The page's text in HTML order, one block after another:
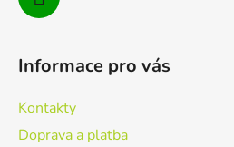
Informace pro vás
Kontakty
Doprava a platba